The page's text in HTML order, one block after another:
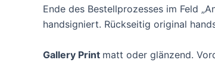
Ende des Bestellprozesses im Feld
handsigniert. Rückseitig original
Gallery Print matt oder glänzend.